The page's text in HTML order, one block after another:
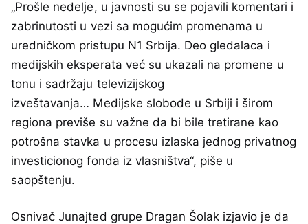
„Prošle nedelje, u javnosti su se pojavili komentari i
zabrinutosti u vezi sa mogućim promenama u
uredničkom pristupu N1 Srbija. Deo gledalaca i
medijskih eksperata već su ukazali na promene u
tonu i sadržaju televizijskog
izveštavanja… Medijske slobode u Srbiji i širom
regiona previše su važne da bi bile tretirane kao
potrošna stavka u procesu izlaska jednog privatnog
investicionog fonda iz vlasništva“, piše u
saopštenju.
Osnivač Junajted grupe Dragan Šolak izjavio je da